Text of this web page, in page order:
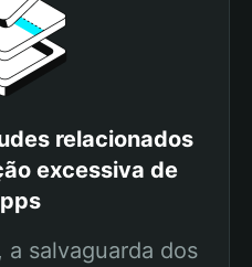
relacionados
excessiva de
salvaguarda dos